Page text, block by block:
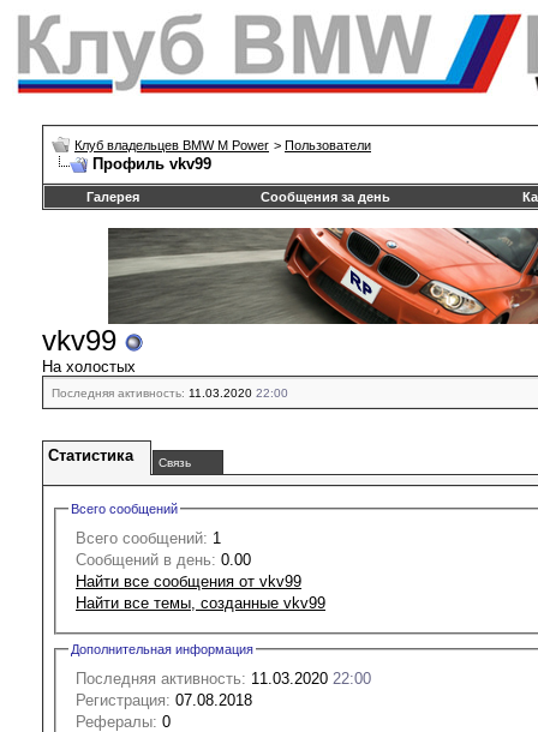
Клуб владельцев BMW M Power > Пользователи
Профиль vkv99
Галерея Сообщения за день
vkv99
На холостых
Последняя активность: 11.03.2020 22:00
Статистика Связь
Всего сообщений
Всего сообщений: 1
Сообщений в день: 0.00
Найти все сообщения от vkv99
Найти все темы, созданные vkv99
Дополнительная информация
Последняя активность: 11.03.2020 22:00
Регистрация: 07.08.2018
Рефералы: 0